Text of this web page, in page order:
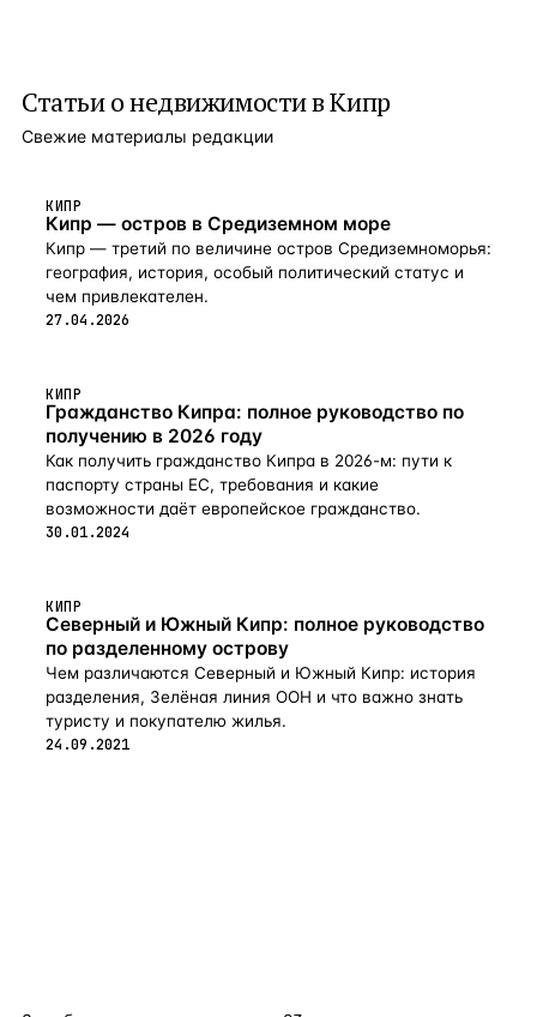
Статьи онедвижимости в Кипр
Свежие материалы редакции
КИПР
Кипр — остров в Средиземном море
Кипр — третий по величине остров Средиземноморья:
география, история, особый политический статус и
чем привлекателен.
27.04.2026
КИПР
Гражданство Кипра: полное руководство по
получению в 2026 году
Как получить гражданство Кипра в 2026-м: пути к
паспорту страны ЕС, требования и какие
возможности даёт европейское гражданство.
30.01.2024
КИПР
Северный и Южный Кипр: полное руководство
по разделенному острову
Чем различаются Северный и Южный Кипр: история
разделения, Зелёная линия ООН и что важно знать
туристу и покупателю жилья.
24.09.2021